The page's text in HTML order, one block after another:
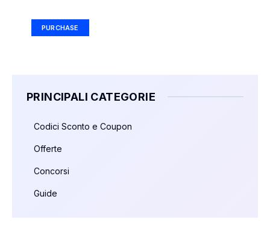
PURCHASE
PRINCIPALI CATEGORIE
Codici Sconto e Coupon
Offerte
Concorsi
Guide